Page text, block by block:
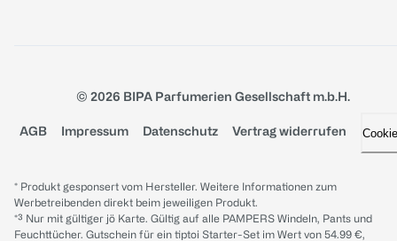
© 2026 BIPA Parfumerien Gesellschaft m.b.H.
AGB Impressum Datenschutz Vertrag widerrufen
* Produkt gesponsert vom Hersteller. Weitere Informationen zum
Werbetreibenden direkt beim jeweiligen Produkt.
*³ Nur mit gültiger jö Karte. Gültig auf alle PAMPERS Windeln, Pants und
Feuchttücher. Gutschein für ein tiptoi Starter-Set im Wert von 54.99 €,